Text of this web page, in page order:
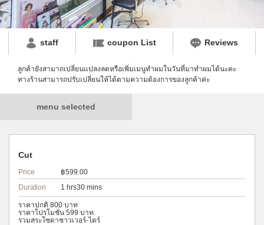
staff coupon List Reviews
ลูกค้ายังสามาถเปลี่ยนแปลงลดหรือเพิ่มเมนูทำผมในวันที่มาทำผมได้นะคะ
ทางร้านสามารถปรับเปลี่ยนให้ได้ตามความต้องการของลูกค้าค่ะ
menu selected
Cut
Price
฿599.00
Duration
1 hrs30 mins
ราคาปกติ 800 บาท
ราคาโปรโมชั่น 599 บาท
รวมสระโซดาชาวเวอร์-ไดร์